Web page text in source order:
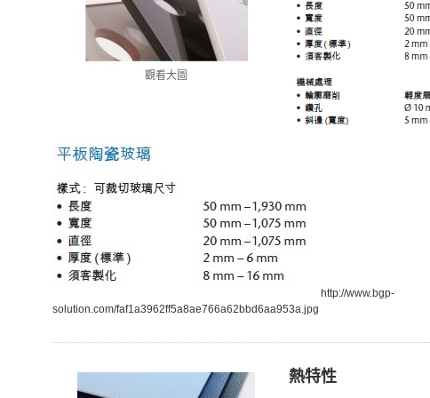
觀看大圖
http://www.bgp-
solution.com/faf1a3962ff5a8ae766a62bbd6aa953a.jpg
熱特性